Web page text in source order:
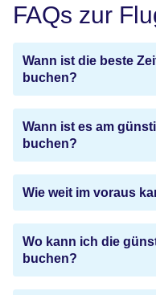
FAQs zur
Wann ist die beste
buchen?
Wann ist es am
buchen?
Wie weit im voraus
Wo kann ich die
buchen?